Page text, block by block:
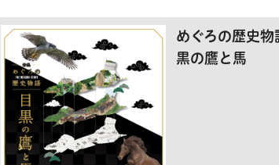
めぐろの歴史物
黒の鷹と馬